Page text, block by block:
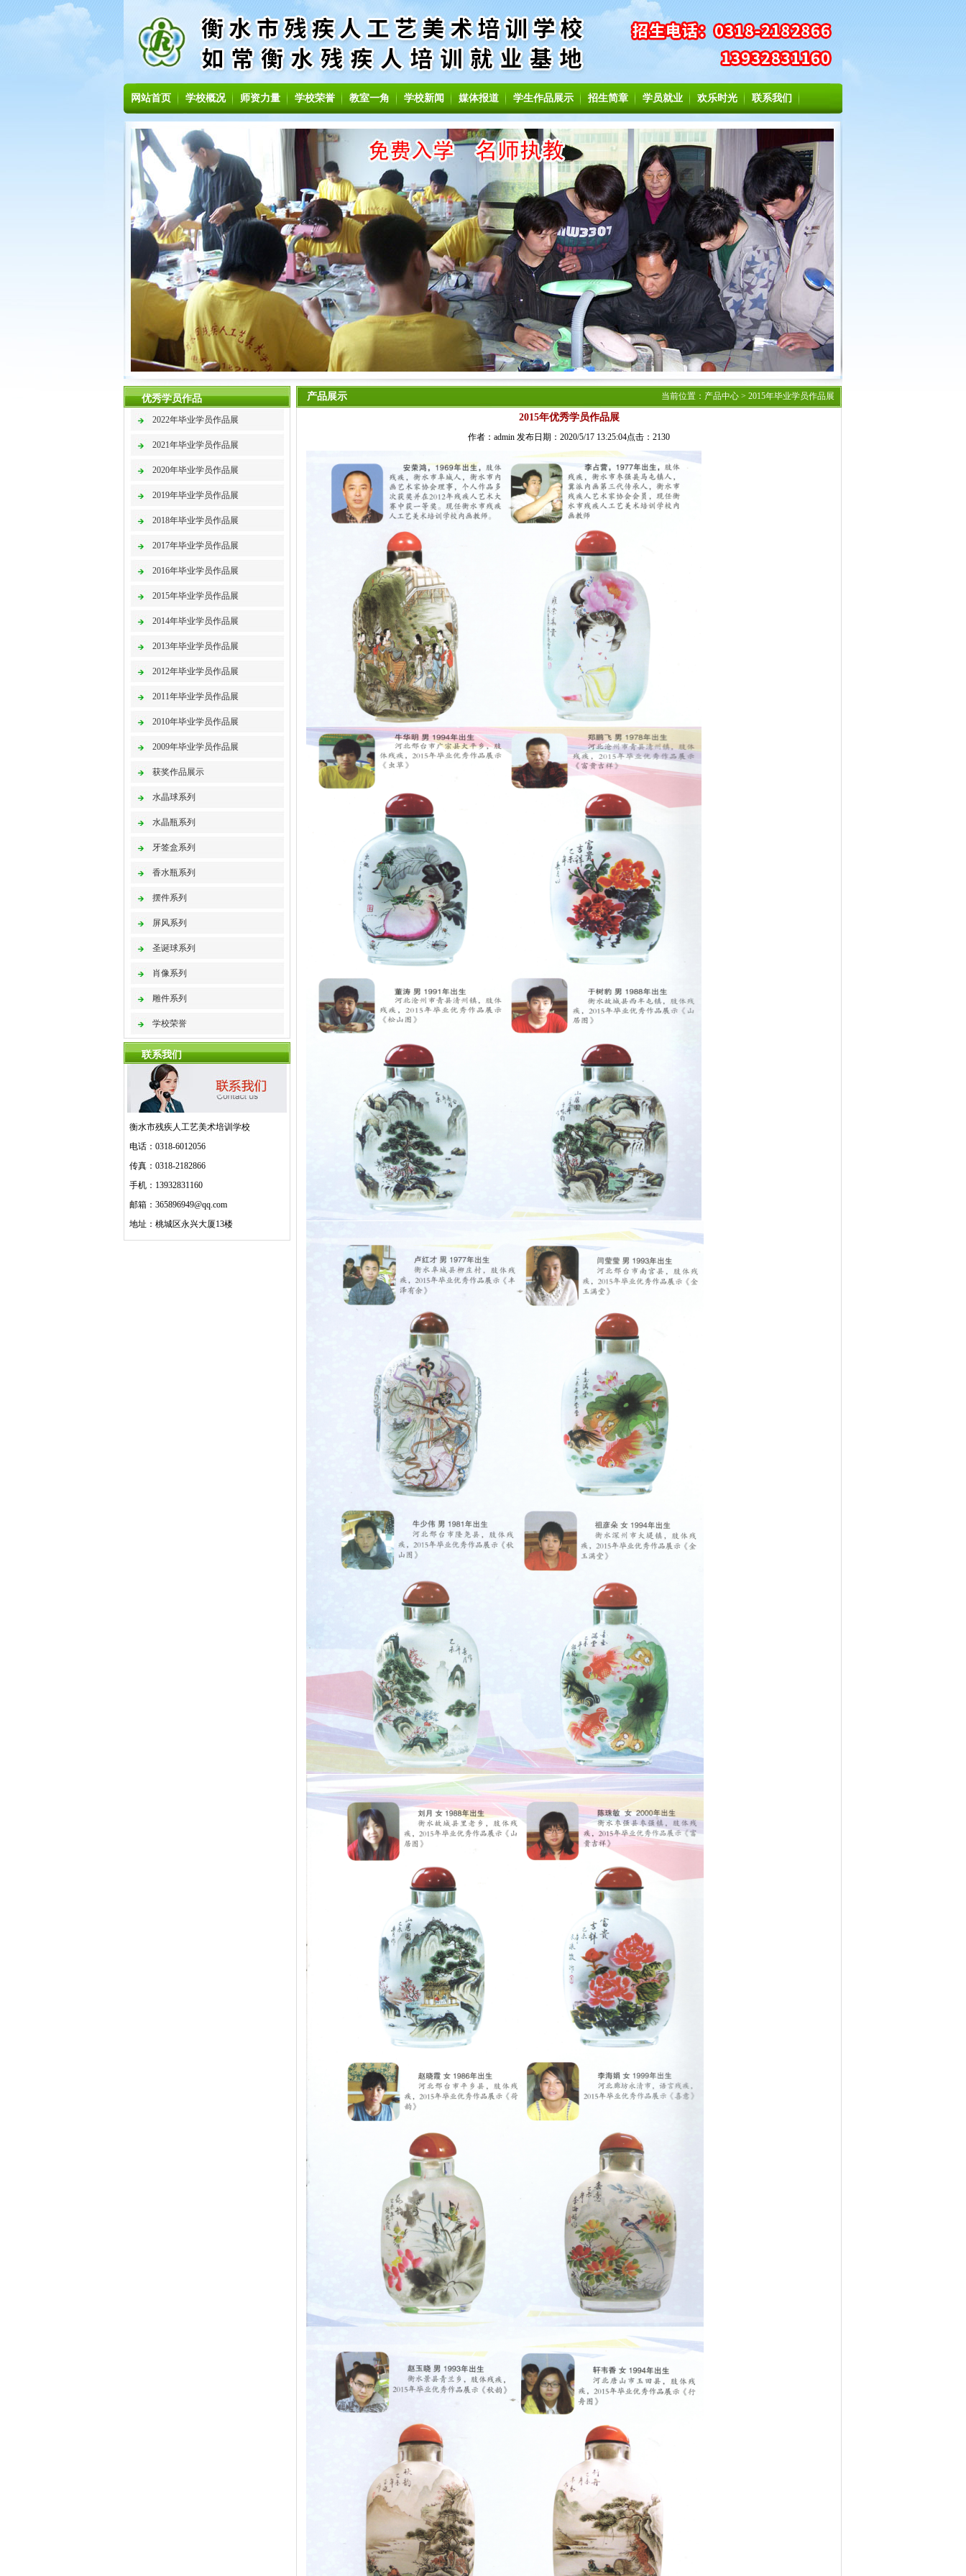
网站首页 学校概况 师资力量 学校荣誉 教室一角 学校新闻 媒体报道 学生作品展示 招生简章 学员就业 欢乐时光 联系我们
优秀学员作品
2022年毕业学员作品展
2021年毕业学员作品展
2020年毕业学员作品展
2019年毕业学员作品展
2018年毕业学员作品展
2017年毕业学员作品展
2016年毕业学员作品展
2015年毕业学员作品展
2014年毕业学员作品展
2013年毕业学员作品展
2012年毕业学员作品展
2011年毕业学员作品展
2010年毕业学员作品展
2009年毕业学员作品展
获奖作品展示
水晶球系列
水晶瓶系列
牙签盒系列
香水瓶系列
摆件系列
屏风系列
圣诞球系列
肖像系列
雕件系列
学校荣誉
联系我们
衡水市残疾人工艺美术培训学校
电话：0318-6012056
传真：0318-2182866
手机：13932831160
邮箱：365896949@qq.com
地址：桃城区永兴大厦13楼
产品展示 当前位置： 产品中心 > 2015年毕业学员作品展
2015年优秀学员作品展
作者：admin 发布日期：2020/5/17 13:25:04点击：2130